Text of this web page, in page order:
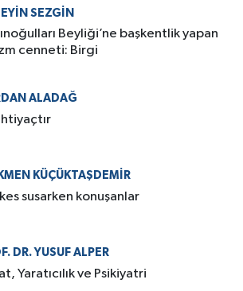
SEZGIN
Beyliği’ne başkentlik yapan
cenneti: Birgi
ALADAĞ
İhtiyaçtır
KÜÇÜKTAŞDEMIR
susarken konuşanlar
DR. YUSUF ALPER
Yaratıcılık ve Psikiyatri